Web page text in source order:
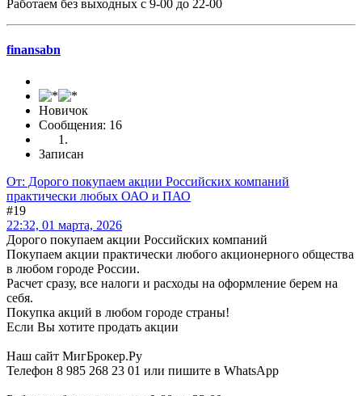
Работаем без выходных с 9-00 до 22-00
finansabn
Новичок
Сообщения: 16
Записан
От: Дорого покупаем акции Российских компаний
практически любых ОАО и ПАО
#19
22:32, 01 марта, 2026
Дорого покупаем акции Российских компаний
Покупаем акции практически любого акционерного общества
в любом городе России.
Расчет сразу, все налоги и расходы на оформление берем на
себя.
Покупка акций в любом городе страны!
Если Вы хотите продать акции
Наш сайт МигБрокер.Ру
Телефон 8 985 268 23 01 или пишите в WhatsApp